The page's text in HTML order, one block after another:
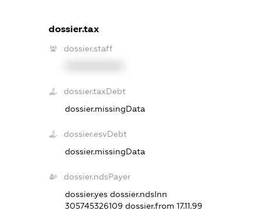
dossier.tax
dossier.staff
dossier.taxDebt
dossier.missingData
dossier.esvDebt
dossier.missingData
dossier.ndsPayer
dossier.yesdossier.ndsInn
305745326109dossier.from 17.11.99